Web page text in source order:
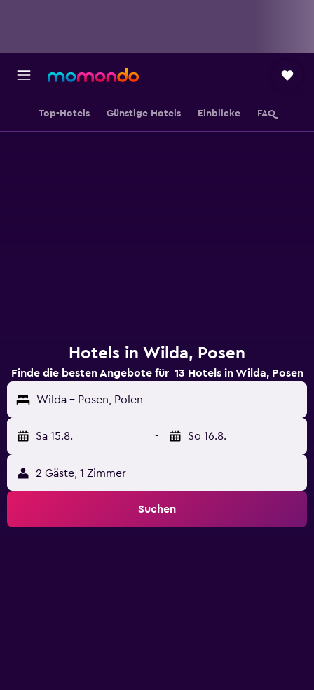
Top-Hotels Günstige Hotels Einblicke FAQ
Hotels in Wilda, Posen
Finde die besten Angebote für 13 Hotels in Wilda, Posen
Wilda - Posen, Polen
Sa 15.8. - So 16.8.
2 Gäste, 1 Zimmer
Suchen